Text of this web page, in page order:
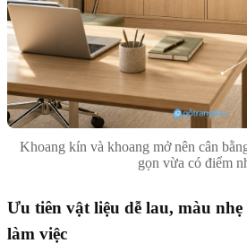
Khoang kín và khoang mở nên cân
gọn vừa có điểm
Ưu tiên vật liệu dễ lau, màu
làm việc